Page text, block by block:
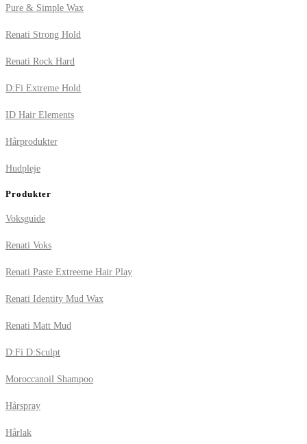
Pure & Simple Wax
Renati Strong Hold
Renati Rock Hard
D:Fi Extreme Hold
ID Hair Elements
Hårprodukter
Hudpleje
Produkter
Voksguide
Renati Voks
Renati Paste Extreeme Hair Play
Renati Identity Mud Wax
Renati Matt Mud
D:Fi D:Sculpt
Moroccanoil Shampoo
Hårspray
Hårlak